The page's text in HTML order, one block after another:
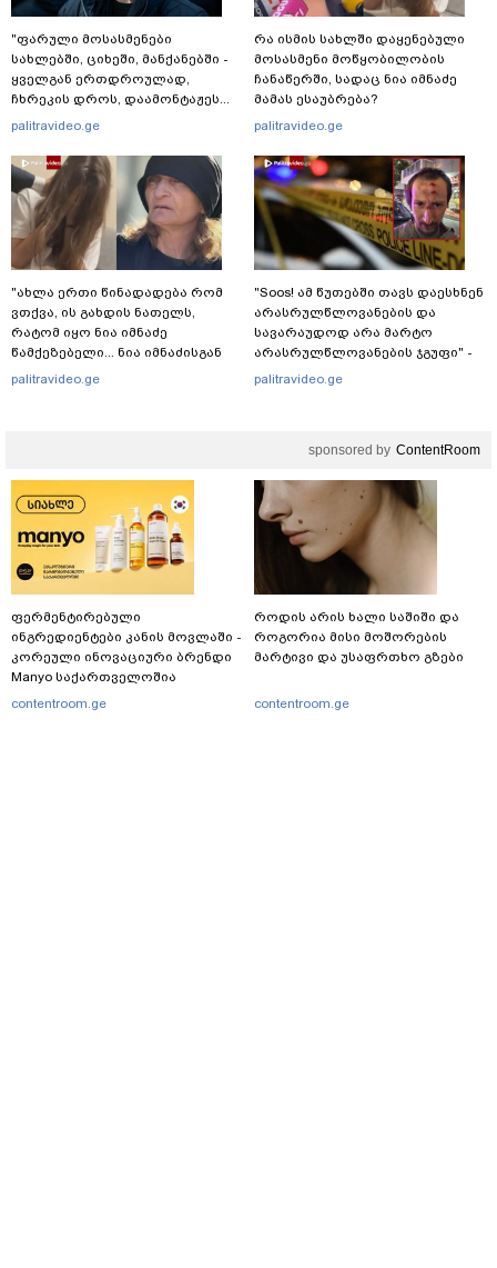
"ფარული მოსასმენები
სახლებში, ციხეში, მანქანებში -
ყველგან ერთდროულად,
ჩხრეკის დროს, დაამონტაჟეს...
იმნაძეების ოჯახში, მგონი, 4
palitravideo.ge
"ახლა ერთი წინადადება რომ
ვთქვა, ის გახდის ნათელს,
რატომ იყო ნია იმნაძე
წამქეზებელი... ნია იმნაძისგან
გამოსული ინფორმაციაა ეს" -
palitravideo.ge
რა ისმის სახლში დაყენებული
მოსასმენი მოწყობილობის
ჩანაწერში, სადაც ნია იმნაძე
მამას ესაუბრება?
palitravideo.ge
"Soos! ამ წუთებში თავს დაესხნენ
არასრულწლოვანების და
სავარაუდოდ არა მარტო
არასრულწლოვანების ჯგუფი" -
რა ინფორმაციას ავრცელებს
palitravideo.ge
sponsored by ContentRoom
ფერმენტირებული
ინგრედიენტები კანის მოვლაში -
კორეული ინოვაციური ბრენდი
Manyo საქართველოშია
contentroom.ge
როდის არის ხალი საშიში და
როგორია მისი მოშორების
მარტივი და უსაფრთხო გზები
contentroom.ge